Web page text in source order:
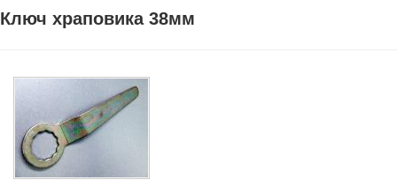
Ключ храповика 38мм